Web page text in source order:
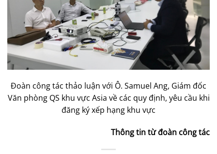
Đoàn công tác thảo luận với Ô. Samuel Ang, Giám đốc
Văn phòng QS khu vực Asia về các quy định, yêu cầu khi
đăng ký xếp hạng khu vực
Thông tin từ đoàn công tác